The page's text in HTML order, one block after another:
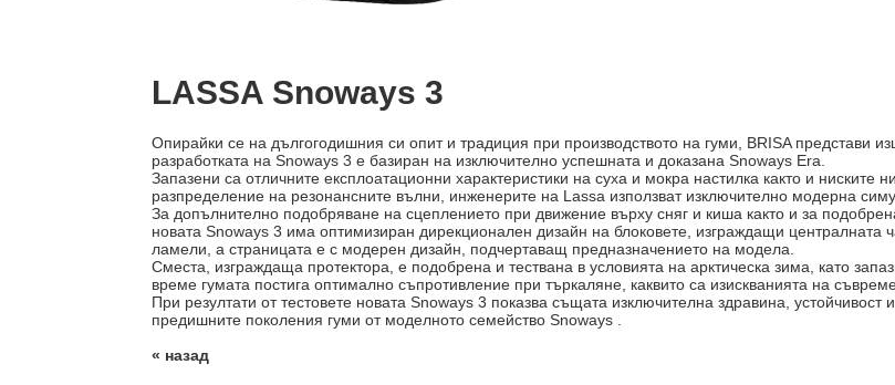
LASSA Snoways 3
Опирайки се на дългогодишния си опит и традиция при производството на гуми, BRISA представи
разработката на Snoways 3 е базиран на изключително успешната и доказана Snoways Era.
Запазени са отличните експлоатационни характеристики на суха и мокра настилка както и
разпределение на рeзoнансните вълни, инженерите на Lassa използват изключително модерна
За допълнително подобряване на сцеплението при движение върху сняг и киша както и за
новата Snoways 3 има оптимизиран дирекционален дизайн на блоковете, изграждащи централната
ламели, а страницата е с модерен дизайн, подчертаващ предназначението на модела.
Сместа, изграждаща протектора, е подобрена и тествана в условията на арктическа зима, като
време гумата постига оптимално съпротивление при търкаляне, каквито са изискванията на
При резултати от тестовете новата Snoways 3 показва същата изключителна здравина,
предишните поколения гуми от моделното семейство Snoways .
« назад